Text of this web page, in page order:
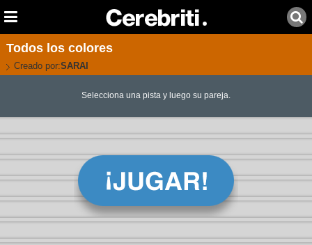
Todos los colores
Creado por:SARAI
Selecciona una pista y luego su pareja.